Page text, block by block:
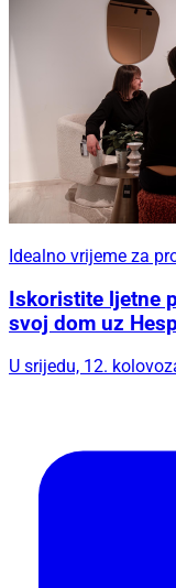
Idealno vrijeme za
Iskoristite ljetne
svoj dom uz
U srijedu, 12.